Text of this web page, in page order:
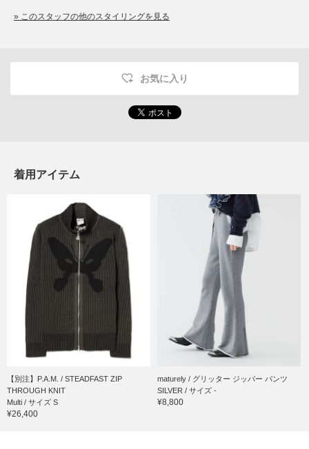
» このスタッフの他のスタイリングを見る
お気に入り
着用アイテム
【別注】P.A.M. / STEADFAST ZIP
THROUGH KNIT
Multi / サイズ S
¥26,400
maturely / グリッター ジッパー パンツ
SILVER / サイズ -
¥8,800